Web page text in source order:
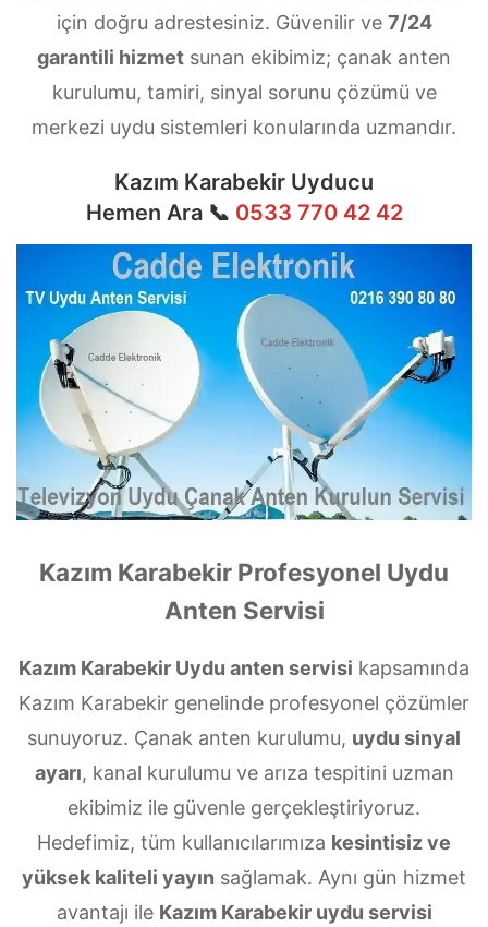
için doğru adrestesiniz. Güvenilir ve 7/24
garantili hizmet sunan ekibimiz; çanak anten
kurulumu, tamiri, sinyal sorunu çözümü ve
merkezi uydu sistemleri konularında uzmandır.
Kazım Karabekir Uyducu
Hemen Ara 📞 0533 770 42 42
Kazım Karabekir Profesyonel Uydu
Anten Servisi
Kazım Karabekir Uydu anten servisi kapsamında
Kazım Karabekir genelinde profesyonel çözümler
sunuyoruz. Çanak anten kurulumu, uydu sinyal
ayarı, kanal kurulumu ve arıza tespitini uzman
ekibimiz ile güvenle gerçekleştiriyoruz.
Hedefimiz, tüm kullanıcılarımıza kesintisiz ve
yüksek kaliteli yayın sağlamak. Aynı gün hizmet
avantajı ile Kazım Karabekir uydu servisi